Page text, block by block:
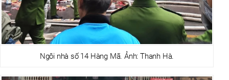
Ngôi nhà số 14 Hàng Mã. Ảnh: Thanh Hà.